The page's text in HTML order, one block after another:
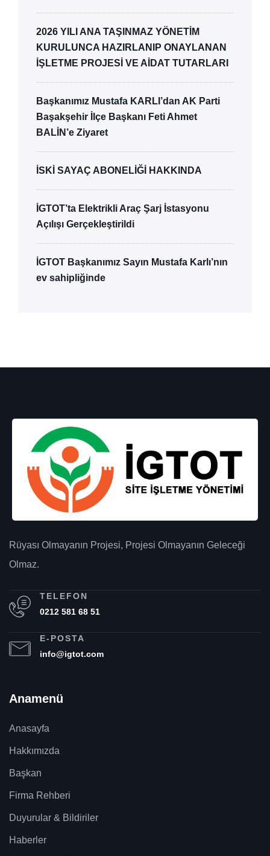
2026 YILI ANA TAŞINMAZ YÖNETİM
KURULUNCA HAZIRLANIP ONAYLANAN
İŞLETME PROJESİ VE AİDAT TUTARLARI
Başkanımız Mustafa KARLI’dan AK Parti
Başakşehir İlçe Başkanı Feti Ahmet
BALİN’e Ziyaret
İSKİ SAYAÇ ABONELİĞİ HAKKINDA
İGTOT’ta Elektrikli Araç Şarj İstasyonu
Açılışı Gerçekleştirildi
İGTOT Başkanımız Sayın Mustafa Karlı’nın
ev sahipliğinde
Rüyası Olmayanın Projesi, Projesi Olmayanın Geleceği
Olmaz.
TELEFON
0212 581 68 51
E-POSTA
info@igtot.com
Anamenü
Anasayfa
Hakkımızda
Başkan
Firma Rehberi
Duyurular & Bildiriler
Haberler